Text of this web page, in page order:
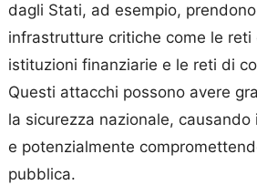
dagli Stati, ad esempio,
infrastrutture critiche come le reti
istituzioni finanziarie e le reti di
Questi attacchi possono avere
la sicurezza nazionale,
e potenzialmente
pubblica.